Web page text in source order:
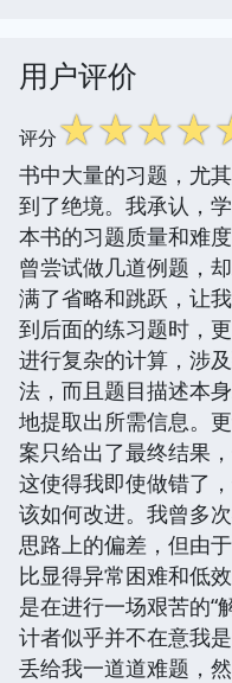
用户评价
评分☆☆☆☆
书中大量的习题，尤
到了绝境。我承认，
本书的习题质量和难
曾尝试做几道例题，
满了省略和跳跃，让
到后面的练习题时，
进行复杂的计算，涉
法，而且题目描述本
地提取出所需信息。
案只给出了最终结果
这使得我即使做错了
该如何改进。我曾多
思路上的偏差，但由
比显得异常困难和低
是在进行一场艰苦的“
计者似乎并不在意我
丢给我一道道难题，